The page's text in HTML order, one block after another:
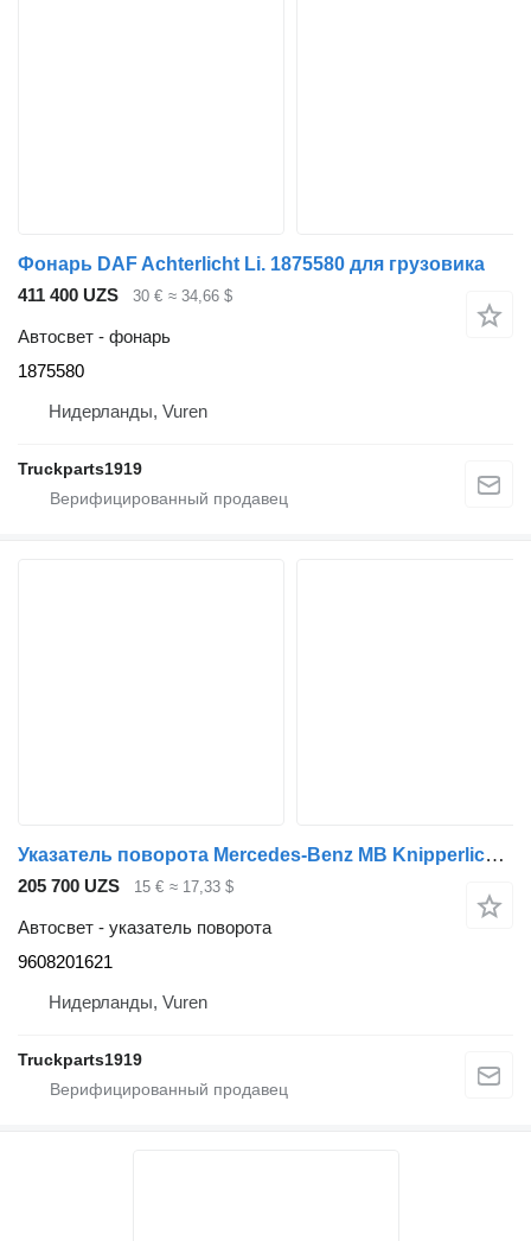
Фонарь DAF Achterlicht Li. 1875580 для грузовика
411 400 UZS
30 € ≈ 34,66 $
Автосвет - фонарь
1875580
Нидерланды, Vuren
Truckparts1919
Указатель поворота Mercedes-Benz MB Knipperlicht Li. MP4 9608201621 для грузовика
205 700 UZS 15 € ≈ 17,33 $
Автосвет - указатель поворота
9608201621
Нидерланды, Vuren
Truckparts1919